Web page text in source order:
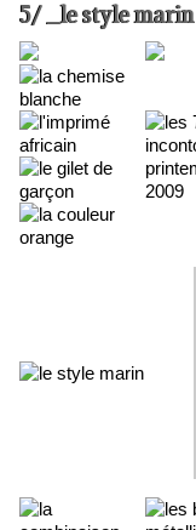
5/ _le style marin